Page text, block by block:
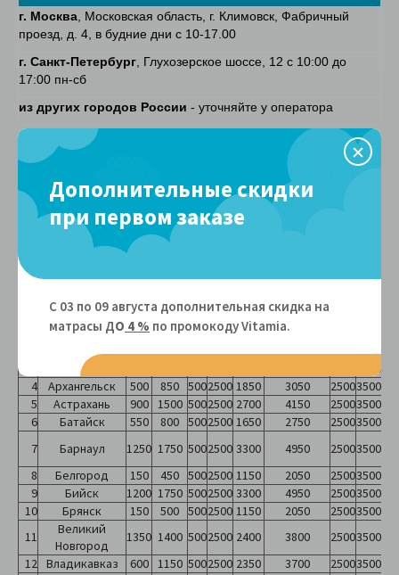
г. Москва, Московская область, г. Климовск, Фабричный
проезд, д. 4, в будние дни с 10-17.00
г. Санкт-Петербург, Глухозерское шоссе, 12 с 10:00 до
17:00 пн-сб
из других городов России - уточняйте у оператора
Города
В скрутке
лифте(
или
ручной
Полноразмерный
Подъем
на
лифте (
До
см
111 см
до
см
181-
см
До
см
111-160 см
запросу
до 111-
Адыгейск 1300 1750 5002500 3400 5100
Альметьевск 1050 1500 5002500 2750 4200 25003500
Армавир
3500
4
Архангельск 500 850 5002500 1850 3050 25003500
5
Астрахань 900 1500 5002500 2700 4150 25003500
6
Батайск 550 800 5002500 1650 2750 25003500
7
Барнаул 1250 1750 5002500 3300 4950 25003500
8
Белгород 150 450 5002500 1150 2050 25003500
9
Бийск 1200 1750 5002500 3300 4950 25003500
10
Брянск 150 500 5002500 1150 2050 25003500
11
Великий
Новгород
1350 1400 5002500 2400 3800 25003500
12 Владикавказ 600 1150 5002500 2350 3700 25003500
Дополнительные скидки
при первом заказе
С 03 по 09 августа дополнительная скидка на
матрасы ДО 4 % по промокоду Vitamiа.